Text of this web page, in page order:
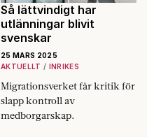
Så lättvindigt har
utlänningar blivit
svenskar
25 MARS 2025
AKTUELLT
INRIKES
Migrationsverket får kritik för
slapp kontroll av
medborgarskap.